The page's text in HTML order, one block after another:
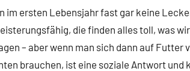
im ersten Lebensjahr fast gar keine
die finden alles toll, was
– aber wenn man sich dann auf Futter
brauchen, ist eine soziale Antwort